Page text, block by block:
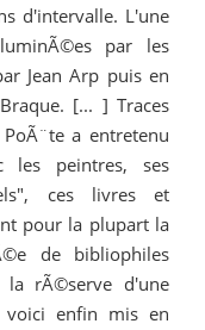
d'intervalle. L'une
par les
Jean Arp puis en
[... ] Traces
a entretenu
les peintres, ses
ces livres et
pour la plupart la
de bibliophiles
rÃ©serve d'une
voici enfin mis en